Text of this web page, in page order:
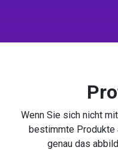
Wenn Sie sich nicht
bestimmte Produkte
genau das